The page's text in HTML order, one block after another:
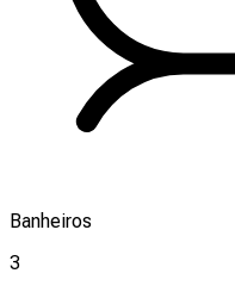
Banheiros
3